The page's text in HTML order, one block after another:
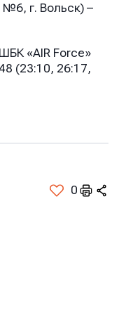
г. Вольск) –
«AIR Force»
(23:10, 26:17,
0